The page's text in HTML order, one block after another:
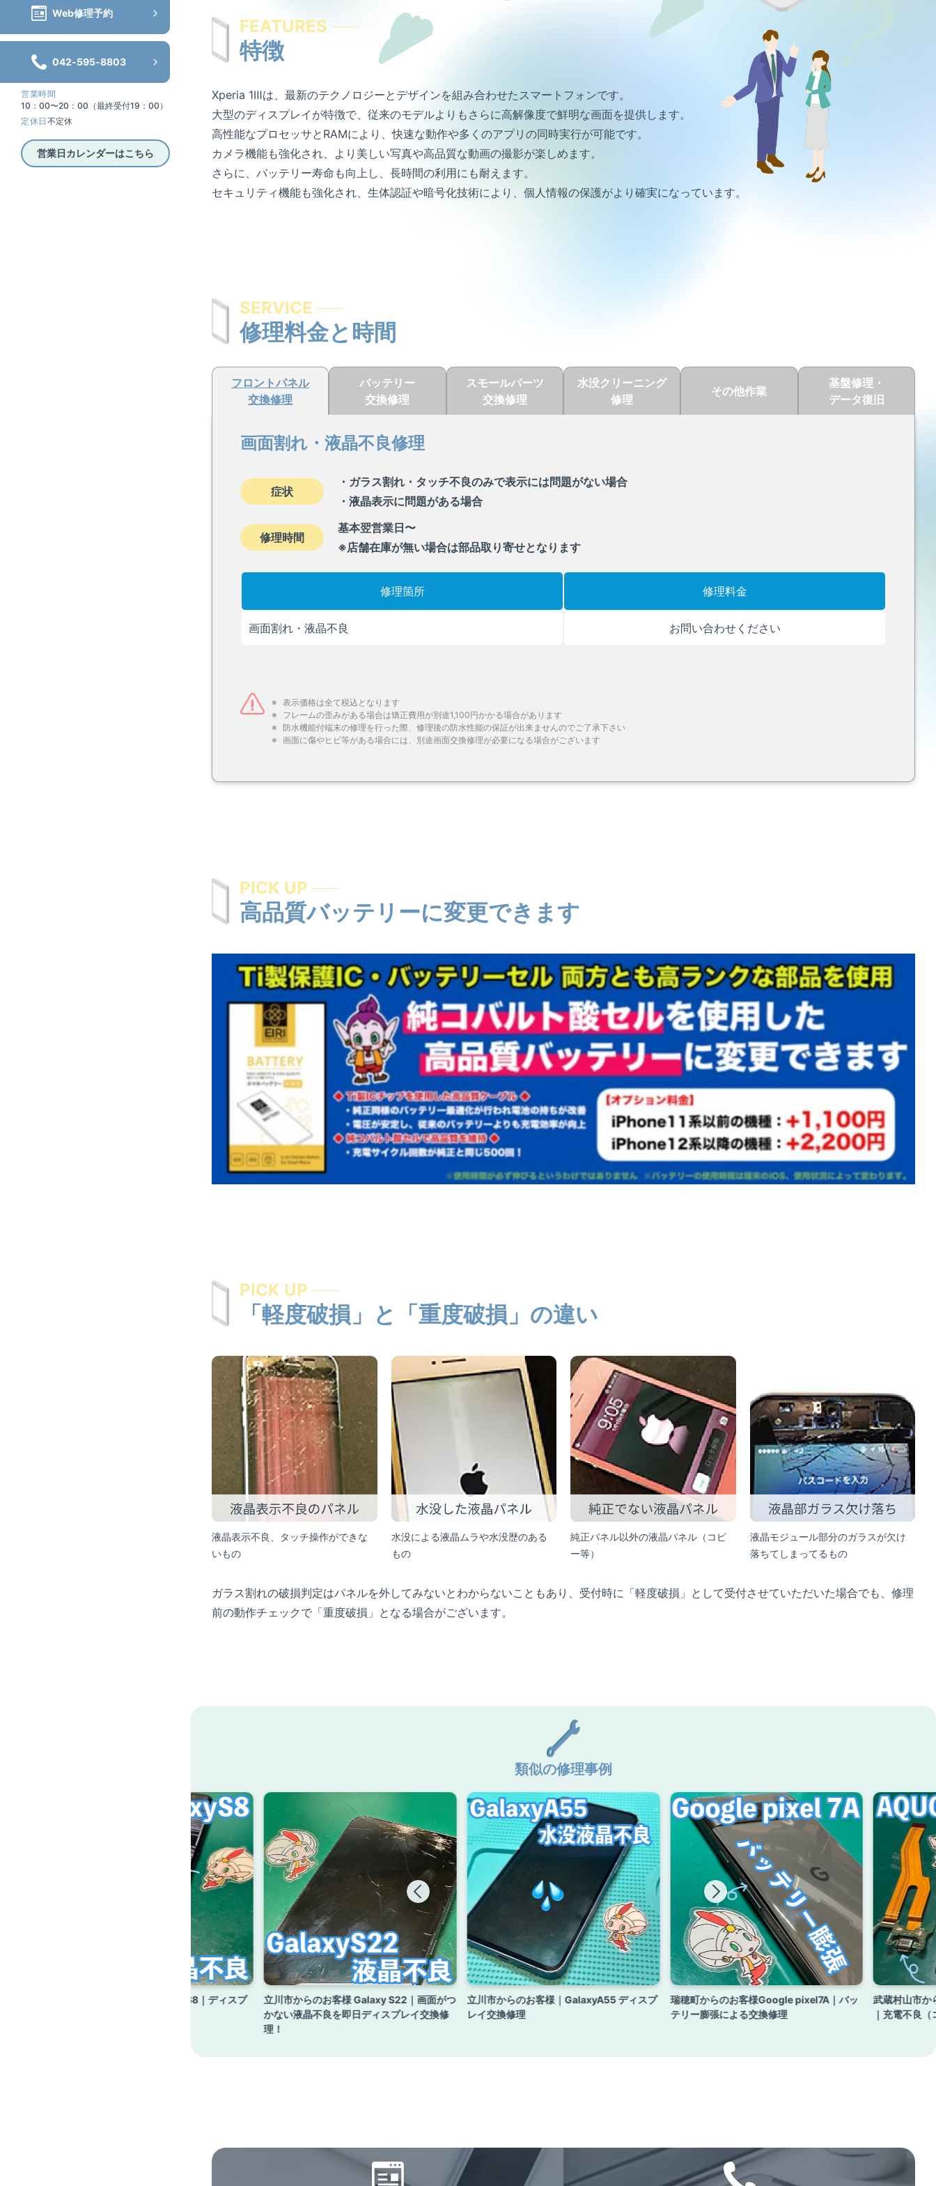
Web修理予約
042-595-8803
営業時間
10：00〜20：00（最終受付19：00）
定休日 不定休
営業日カレンダーはこちら
FEATURES
特徴
Xperia 1Ⅲは、最新のテクノロジーとデザインを組み合わせたスマートフォンです。
大型のディスプレイが特徴で、従来のモデルよりもさらに高解像度で鮮明な画面を提供します。
高性能なプロセッサとRAMにより、快速な動作や多くのアプリの同時実行が可能です。
カメラ機能も強化され、より美しい写真や高品質な動画の撮影が楽しめます。
さらに、バッテリー寿命も向上し、長時間の利用にも耐えます。
セキュリティ機能も強化され、生体認証や暗号化技術により、個人情報の保護がより確実になっています。
SERVICE
修理料金と時間
フロントパネル
交換修理
バッテリー
交換修理
スモールパーツ
交換修理
水没クリーニング
修理
その他作業
基盤修理・
データ復旧
画面割れ・液晶不良修理
症状
・ガラス割れ・タッチ不良のみで表示には問題がない場合
・液晶表示に問題がある場合
修理時間
基本翌営業日〜
※店舗在庫が無い場合は部品取り寄せとなります
修理箇所 修理料金
画面割れ・液晶不良 お問い合わせください
表示価格は全て税込となります
フレームの歪みがある場合は矯正費用が別途1,100円かかる場合があります
防水機能付端末の修理を行った際、修理後の防水性能の保証が出来ませんのでご了承下さい
画面に傷やヒビ等がある場合には、別途画面交換修理が必要になる場合がございます
PICK UP
高品質バッテリーに変更できます
PICK UP
「軽度破損」と「重度破損」の違い
液晶表示不良、タッチ操作ができな
いもの
水没による液晶ムラや水没歴のある
もの
純正パネル以外の液晶パネル（コピ
ー等）
液晶モジュール部分のガラスが欠け
落ちてしまってるもの
ガラス割れの破損判定はパネルを外してみないとわからないこともあり、受付時に「軽度破損」として受付させていただいた場合でも、修理
前の動作チェックで「重度破損」となる場合がございます。
類似の修理事例
立川市からのお客様 Galaxy S8｜ディスプ
立川市からのお客様 Galaxy S22｜画面がつ
かない液晶不良を即日ディスプレイ交換修
理！
立川市からのお客様｜GalaxyA55 ディスプ
レイ交換修理
瑞穂町からのお客様Google pixel7A｜バッ
テリー膨張による交換修理
武蔵村山市か
｜充電不良